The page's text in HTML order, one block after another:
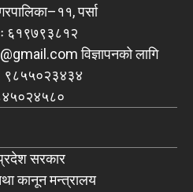
पर्सा
६१९७९३८१२
विज्ञापनको लागि
९८५५०२३४३४
सरकार
कानून मन्त्रालय